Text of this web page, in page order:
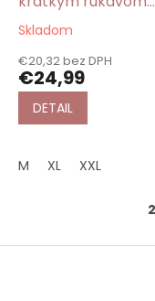
modré
Priemerné
produktu
je
5,0
Skladom
€20,32 bez DPH
€24,99
DETAIL
M XL XXL
2
Z